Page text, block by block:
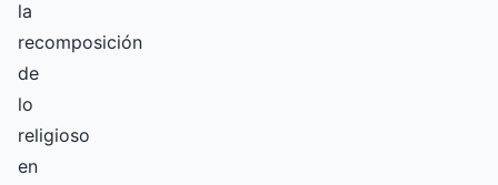
la
recomposición
de
lo
religioso
en